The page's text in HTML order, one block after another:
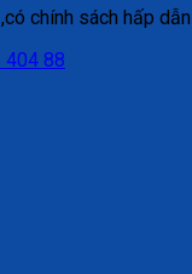
chính sách hấp
404 88